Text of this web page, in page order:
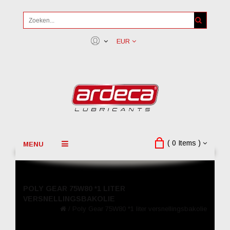
EUR
MENU ( 0 Items )